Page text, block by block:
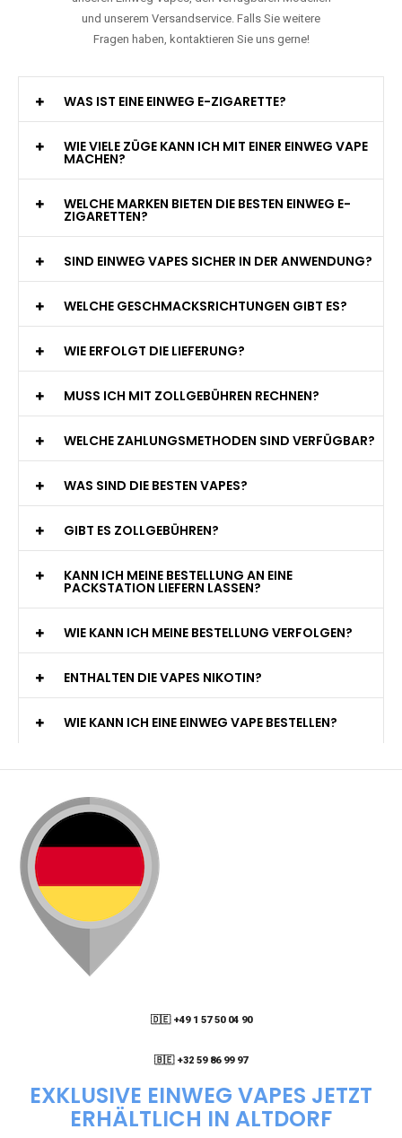
und unserem Versandservice. Falls Sie weitere
Fragen haben, kontaktieren Sie uns gerne!
WAS IST EINE EINWEG E-ZIGARETTE?
WIE VIELE ZÜGE KANN ICH MIT EINER EINWEG VAPE
MACHEN?
WELCHE MARKEN BIETEN DIE BESTEN EINWEG E-
ZIGARETTEN?
SIND EINWEG VAPES SICHER IN DER ANWENDUNG?
WELCHE GESCHMACKSRICHTUNGEN GIBT ES?
WIE ERFOLGT DIE LIEFERUNG?
MUSS ICH MIT ZOLLGEBÜHREN RECHNEN?
WELCHE ZAHLUNGSMETHODEN SIND VERFÜGBAR?
WAS SIND DIE BESTEN VAPES?
GIBT ES ZOLLGEBÜHREN?
KANN ICH MEINE BESTELLUNG AN EINE
PACKSTATION LIEFERN LASSEN?
WIE KANN ICH MEINE BESTELLUNG VERFOLGEN?
ENTHALTEN DIE VAPES NIKOTIN?
WIE KANN ICH EINE EINWEG VAPE BESTELLEN?
🇩🇪 +49 1 57 50 04 90
🇧🇪 +32 59 86 99 97
EXKLUSIVE EINWEG VAPES JETZT
ERHÄLTLICH IN ALTDORF